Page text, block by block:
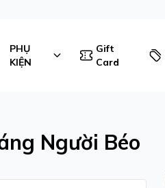
PHỤ
KIỆN
Gift
Card
Người Béo